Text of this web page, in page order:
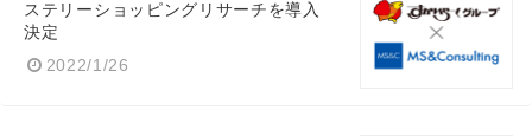
ステリーショッピングリサーチを導入
決定
2022/1/26